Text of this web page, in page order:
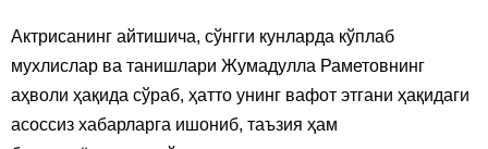
Актрисанинг айтишича, сўнгги кунларда кўплаб
мухлислар ва танишлари Жумадулла Раметовнинг
аҳволи ҳақида сўраб, ҳатто унинг вафот этгани ҳақидаги
асоссиз хабарларга ишониб, таъзия ҳам